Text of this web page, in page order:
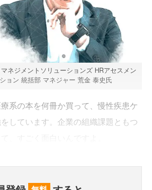
ネジメントソリューションズ HRアセスメン
ョン 統括部 マネジャー 荒金 泰史氏
系の本を何冊か買って、慢性疾患ケ
しています。企業の組織課題ともつ